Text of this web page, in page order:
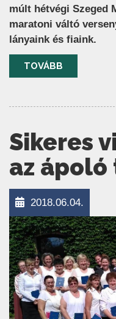
múlt hétvégi Szeged
maratoni váltó
lányaink és fiaink.
TOVÁBB
Sikeres
az
2018.06.04.